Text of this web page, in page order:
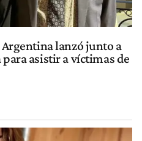
lanzó junto a
asistir a víctimas de